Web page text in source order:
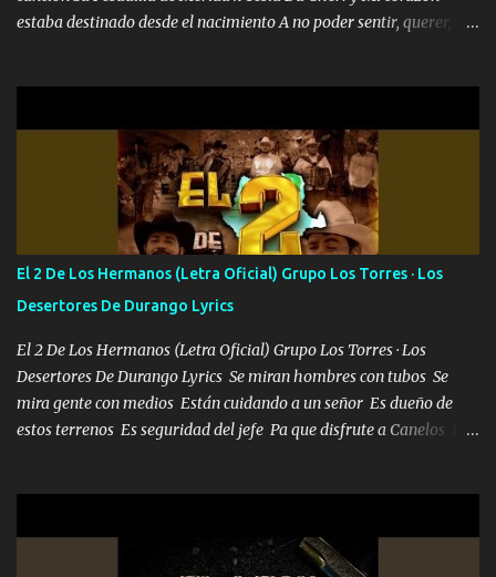
estaba destinado desde el nacimiento A no poder sentir, querer,
algunas que no lo entiendan Porque ahora soy su pesadilla, lo sé
Soy yo la octava maravilla, no lo niegues Tengo de rodillas a otras
cien Y por más que quieran no me detienen Soy yo la mente que
más brilla, lo ves Pa' mi la vida es tan sencilla No lo entenderías en
tu vida, y está bien Porque lo que tengo nadie lo tiene Una me está
escribiendo y la otra me va a llamar Quiere que vaya a verla y que
la invite a cenar Otras más me están pidiendo que las saque a
bailar Pero es que tengo un par de conciertos más que llenar Se
mueven solo por el interés P...
El 2 De Los Hermanos (Letra Oficial) Grupo Los Torres · Los
Desertores De Durango Lyrics
El 2 De Los Hermanos (Letra Oficial) Grupo Los Torres · Los
Desertores De Durango Lyrics Se miran hombres con tubos Se
mira gente con medios Están cuidando a un señor Es dueño de
estos terrenos Es seguridad del jefe Pa que disfrute a Canelos Es
ni tampoco las mujeres porque es platica de grandes por eso hay
que estar alegres doy las instrucciones para atender los deberes